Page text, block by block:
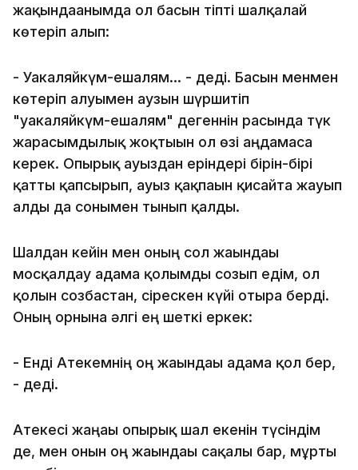
жақындағанымда ол басын тіпті шалқалай
көтеріп алып:
- Уакаляйкүм-ешалям... - деді. Басын менмен
көтеріп алуымен аузын шүршитіп
"уакаляйкүм-ешалям" дегеннін расында түк
жарасымдылық жоқтығын ол өзі аңдамаса
керек. Опырық ауыздан еріндері бірін-бірі
қатты қапсырып, ауыз қақпағын қисайта жауып
алды да сонымен тынып қалды.
Шалдан кейін мен оның сол жағындағы
мосқалдау адамға қолымды созып едім, ол
қолын созбастан, сірескен күйі отыра берді.
Оның орнына әлгі ең шеткі еркек:
- Енді Атекемнің оң жағындағы адамға қол бер,
- деді.
Атекесі жаңағы опырық шал екенін түсіндім
де, мен онын оң жағындағы сақалы бар, мұрты